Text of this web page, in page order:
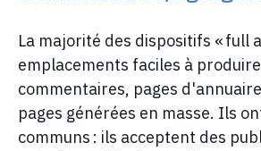
La majorité des dispositifs « full
emplacements faciles à
commentaires, pages
pages générées en masse. Ils
communs : ils acceptent des